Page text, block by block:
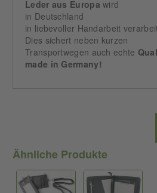
Leder aus Europa wird
in Deutschland
in liebevoller Handarbeit
Dies sichert neben kurzen
Transportwegen auch echte
made in Germany!
Ähnliche Produkte